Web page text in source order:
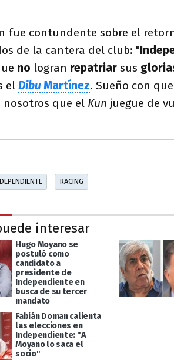
fue contundente sobre el
de la cantera del club: "
no logran repatriar sus
el DibuMartínez. Sueño con
nosotros que el Kun juegue de
RACING
interesar
Hugo Moyano se
postuló como
candidato a
presidente de
Independiente en
busca de su tercer
mandato
Fabián Doman calienta
las elecciones en
Independiente: "A
Moyano lo saca el
socio"